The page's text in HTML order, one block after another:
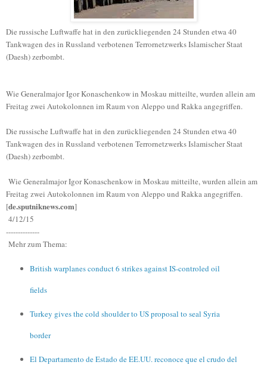
Die russische Luftwaffe hat in den zurückliegenden 24 Stunden etwa 40
Tankwagen des in Russland verbotenen Terrornetzwerks Islamischer Staat
(Daesh) zerbombt.
Wie Generalmajor Igor Konaschenkow in Moskau mitteilte, wurden allein am
Freitag zwei Autokolonnen im Raum von Aleppo und Rakka angegriffen.
Die russische Luftwaffe hat in den zurückliegenden 24 Stunden etwa 40
Tankwagen des in Russland verbotenen Terrornetzwerks Islamischer Staat
(Daesh) zerbombt.
Wie Generalmajor Igor Konaschenkow in Moskau mitteilte, wurden allein am
Freitag zwei Autokolonnen im Raum von Aleppo und Rakka angegriffen.
[de.sputniknews.com]
4/12/15
--------------
Mehr zum Thema:
British warplanes conduct 6 strikes against IS-controled oil
fields
Turkey gives the cold shoulder to US proposal to seal Syria
border
El Departamento de Estado de EE.UU. reconoce que el crudo del